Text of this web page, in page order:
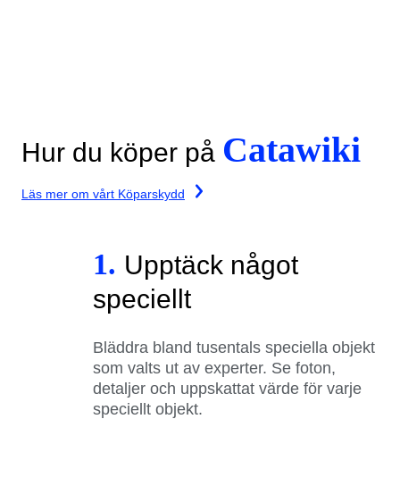
Hur du köper på Catawiki
Läs mer om vårt Köparskydd
1. Upptäck något
speciellt
Bläddra bland tusentals speciella objekt
som valts ut av experter. Se foton,
detaljer och uppskattat värde för varje
speciellt objekt.